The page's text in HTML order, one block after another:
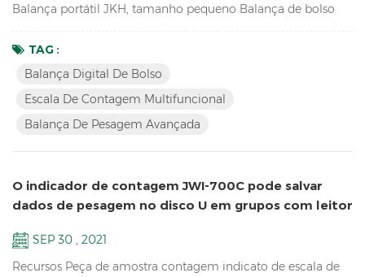
Balança portátil JKH, tamanho pequeno Balança de bolso
proporção de moldes, de modo que têm a mesma
aparência, especialmente de lado. tão único! Principais
as peças de reposição no armazém Canal duplo (conexão a
plataformas maiores e escalas...
TAG :
Balança Digital De Bolso
Escala De Contagem Multifuncional
Balança De Pesagem Avançada
O indicador de contagem JWI-700C pode salvar
dados de pesagem no disco U em grupos com leitor
SEP 30 , 2021
Recursos Peça de amostra contagem indicato de escala de